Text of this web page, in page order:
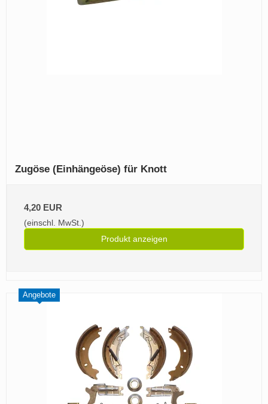
Zugöse (Einhängeöse) für Knott
4,20 EUR
(einschl. MwSt.)
Produkt anzeigen
Angebote